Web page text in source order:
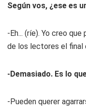
Según vos, ¿ese es
-Eh... (ríe). Yo creo
de los lectores el final
-Demasiado. Es lo
-Pueden querer